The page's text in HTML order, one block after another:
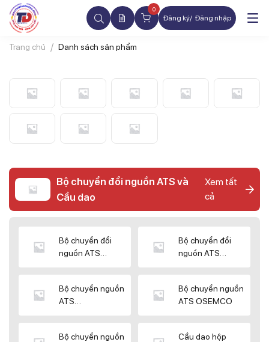
0
Đăng ký Đăng nhập
Trang chủ Danh sách sản phẩm
Bộ chuyển đổi nguồn ATS và
Cầu dao
Xem tất
cả
Bộ chuyển đổi
nguồn ATS
Bộ chuyển đổi
nguồn ATS
Bộ chuyển nguồn
ATS
Bộ chuyển nguồn
ATS OSEMCO
Bộ chuyển nguồn
Cầu dao hộp